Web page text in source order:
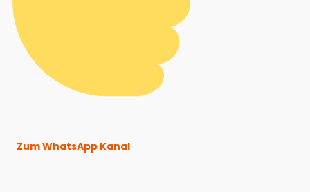
Zum WhatsApp Kanal